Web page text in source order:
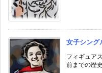
女子シング
フィギュア
前までの歴